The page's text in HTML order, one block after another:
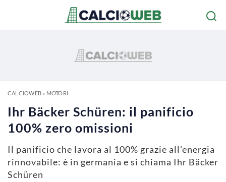
CALCIOWEB» MOTORI
Ihr Bäcker Schüren: il panificio
100% zero omissioni
Il panificio che lavora al 100% grazie all'energia
rinnovabile: è in germania e si chiama Ihr Bäcker
Schüren